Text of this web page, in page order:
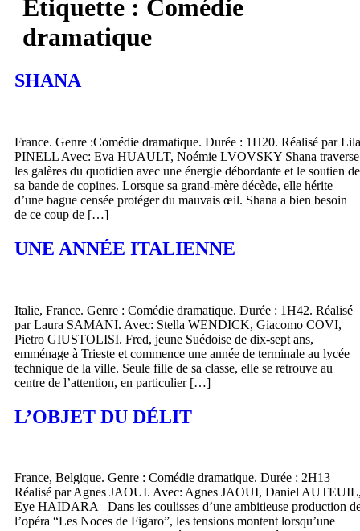
Étiquette : Comédie
dramatique
SHANA
France. Genre :Comédie dramatique. Durée : 1H20. Réalisé par Lila
PINELL Avec: Eva HUAULT, Noémie LVOVSKY Shana traverse
les galères du quotidien avec une énergie débordante et le soutien de
sa bande de copines. Lorsque sa grand-mère décède, elle hérite
d’une bague censée protéger du mauvais œil. Shana a bien besoin
de ce coup de […]
UNE ANNÉE ITALIENNE
Italie, France. Genre : Comédie dramatique. Durée : 1H42. Réalisé
par Laura SAMANI. Avec: Stella WENDICK, Giacomo COVI,
Pietro GIUSTOLISI. Fred, jeune Suédoise de dix-sept ans,
emménage à Trieste et commence une année de terminale au lycée
technique de la ville. Seule fille de sa classe, elle se retrouve au
centre de l’attention, en particulier […]
L’OBJET DU DÉLIT
France, Belgique. Genre : Comédie dramatique. Durée : 2H13
Réalisé par Agnes JAOUI. Avec: Agnes JAOUI, Daniel
Eye HAIDARA Dans les coulisses d’une ambitieuse production
l’opéra “Les Noces de Figaro”, les tensions montent lorsqu’une